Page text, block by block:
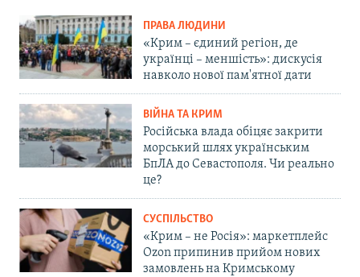
ПРАВА ЛЮДИНИ
«Крим – єдиний регіон, де
українці – меншість»: дискусія
навколо нової пам'ятної дати
ВІЙНА ТА КРИМ
Російська влада обіцяє закрити
морський шлях українським
БпЛА до Севастополя. Чи реально
це?
СУСПІЛЬСТВО
«Крим – не Росія»: маркетплейс
Ozon припинив прийом нових
замовлень на Кримському